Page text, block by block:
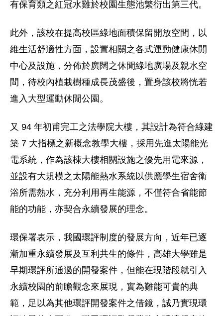
有保育類之紅冠水雞於校園生態池繁衍出第三代。
此外，該校在提高校區綠地面積保留開放空間，以
維生活舒適性方面，設置相關之各式運動健康休閒
中心及設施，分佈於廣闊之休閒綠地廣場及親水空
間，待校內植栽樹種成長茂盛後，置身該校將恍若
進入大型運動休閒公園。
又 94 年初甫完工之法學院大樓，其設計為符合綠建
築 7 大指標之新概念教學大樓，採用先進太陽能光
電系統，作為該棟大樓相關設施之優先用電來源，
並設有大規模之太陽能熱水系統以供應學生宿舍衛
浴所需熱水，充分利用再生能源，不僅符合省能節
能的功能，亦契合永續發展的理念。
環保署表示，我國環評制度的發展方向，近年已逐
漸加重永續發展及互利共生的條件，高雄大學雖是
早期環評所通過的開發案件，但能在現階段就引入
永續校園的前瞻觀念來展現，實為難能可貴的典
範，足以為其他環評開發案件之借鏡，誠乃實現環